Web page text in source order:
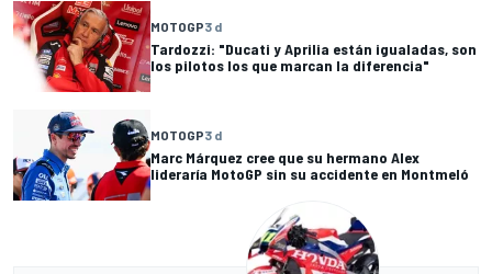
MOTOGP3 d
Tardozzi: "Ducati y Aprilia están igualadas, son
los pilotos los que marcan la diferencia"
MOTOGP3 d
Marc Márquez cree que su hermano Alex
lideraría MotoGP sin su accidente en Montmeló